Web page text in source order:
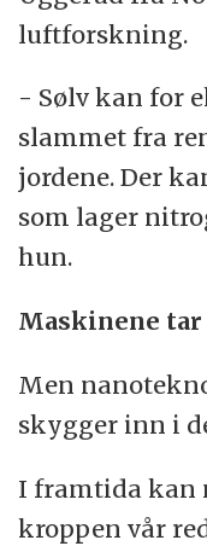
luftforskning.
- Sølv kan for
slammet fra
jordene. Der
som lager
hun.
Maskinene tar
Men
skygger inn i
I framtida kan
kroppen vår